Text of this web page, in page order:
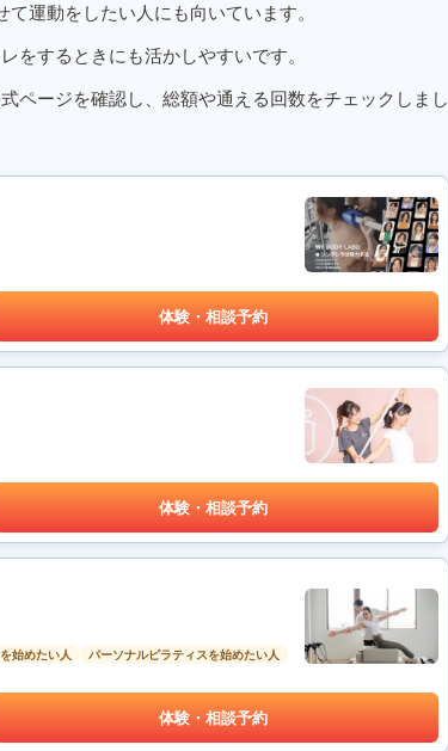
運動をしたい人にも向いています。
をするときにも活かしやすいです。
ページを確認し、総額や通える回数をチェックしまし
体験・相談予約
体験・相談予約
始めたい人
パーソナルピラティスを始めたい人
体験・相談予約